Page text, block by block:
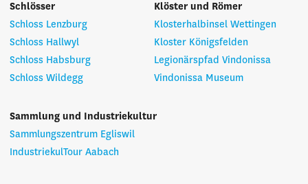
Schlösser
Schloss Lenzburg
Schloss Hallwyl
Schloss Habsburg
Schloss Wildegg
Klöster und Römer
Klosterhalbinsel Wettingen
Kloster Königsfelden
Legionärspfad Vindonissa
Vindonissa Museum
Sammlung und Industriekultur
Sammlungszentrum Egliswil
IndustriekulTour Aabach